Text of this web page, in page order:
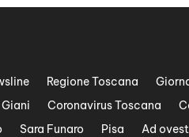
Regione Toscana
Coronavirus Toscana
Sara Funaro Pisa Ad